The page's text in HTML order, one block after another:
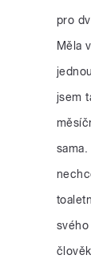
pro
Měla
jsem